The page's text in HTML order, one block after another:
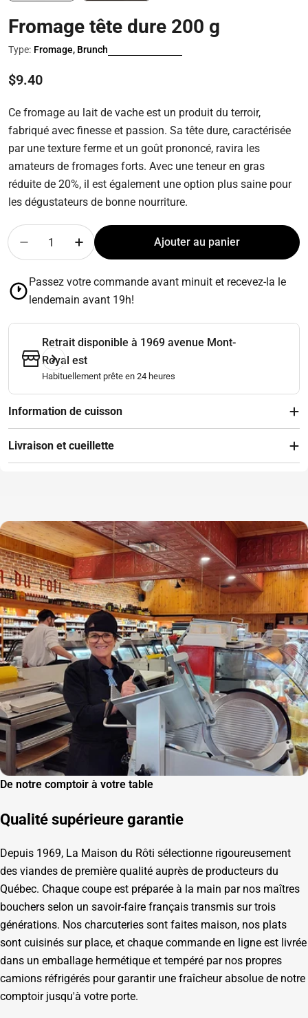
Fromage tête dure 200 g
Type: Fromage, Brunch
Prix
régulier
$9.40
Ce fromage au lait de vache est un produit du terroir,
fabriqué avec finesse et passion. Sa tête dure, caractérisée
par une texture ferme et un goût prononcé, ravira les
amateurs de fromages forts. Avec une teneur en gras
réduite de 20%, il est également une option plus saine pour
les dégustateurs de bonne nourriture.
Quantité
Diminuer la quantité pour Fromage tête dure 200 g
Augmenter la quantité pour Fromage tête
Ajouter au panier
Passez votre commande avant minuit et recevez-la le
lendemain avant 19h!
Retrait disponible à 1969 avenue Mont-
Royal est
Habituellement prête en 24 heures
Information de cuisson
Livraison et cueillette
De notre comptoir à votre table
Qualité supérieure garantie
Depuis 1969, La Maison du Rôti sélectionne rigoureusement
des viandes de première qualité auprès de producteurs du
Québec. Chaque coupe est préparée à la main par nos maîtres
bouchers selon un savoir-faire français transmis sur trois
générations. Nos charcuteries sont faites maison, nos plats
sont cuisinés sur place, et chaque commande en ligne est livrée
dans un emballage hermétique et tempéré par nos propres
camions réfrigérés pour garantir une fraîcheur absolue de notre
comptoir jusqu'à votre porte.